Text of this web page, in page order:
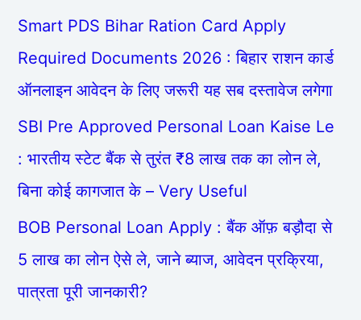
Smart PDS Bihar Ration Card Apply
Required Documents 2026 : बिहार राशन कार्ड
ऑनलाइन आवेदन के लिए जरूरी यह सब दस्तावेज लगेगा
SBI Pre Approved Personal Loan Kaise Le
: भारतीय स्टेट बैंक से तुरंत ₹8 लाख तक का लोन ले,
बिना कोई कागजात के – Very Useful
BOB Personal Loan Apply : बैंक ऑफ़ बड़ौदा से
5 लाख का लोन ऐसे ले, जाने ब्याज, आवेदन प्रक्रिया,
पात्रता पूरी जानकारी?